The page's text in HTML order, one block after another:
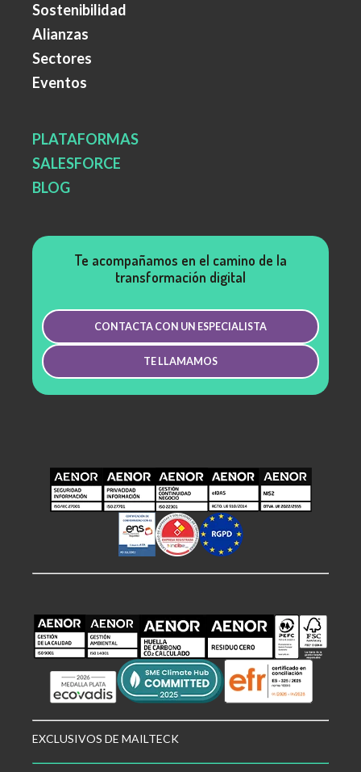
Sostenibilidad
Alianzas
Sectores
Eventos
PLATAFORMAS
SALESFORCE
BLOG
Te acompañamos en el camino de la
transformación digital
CONTACTA CON UN ESPECIALISTA
TE LLAMAMOS
EXCLUSIVOS DE MAILTECK